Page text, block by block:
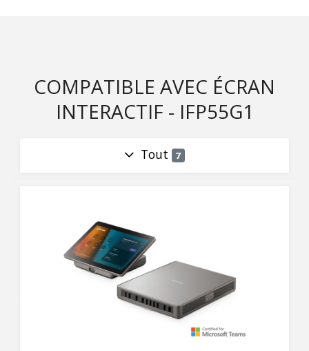
COMPATIBLE AVEC ÉCRAN
INTERACTIF - IFP55G1
Tout 7